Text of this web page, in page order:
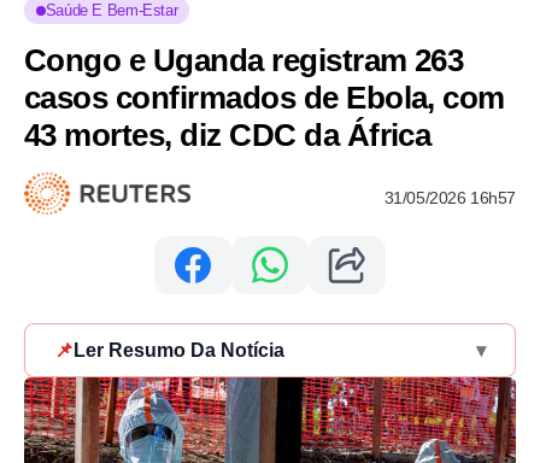
Saúde E Bem-Estar
Congo e Uganda registram 263
casos confirmados de Ebola, com
43 mortes, diz CDC da África
31/05/2026 16h57
📌 Ler Resumo Da Notícia ▾